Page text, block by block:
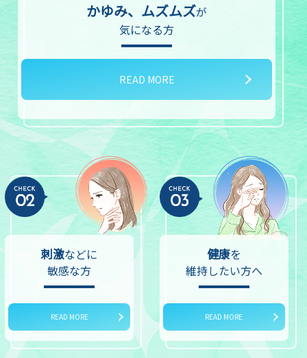
かゆみ、ムズムズが
気になる方
READ MORE
刺激などに
敏感な方
READ MORE
健康を
維持したい方へ
READ MORE